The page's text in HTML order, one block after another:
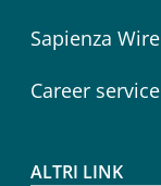
Sapienza
Career service
ALTRI LINK